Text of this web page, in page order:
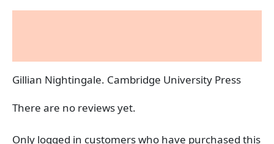
Gillian Nightingale. Cambridge University Press
There are no reviews yet.
Only logged in customers who have purchased this